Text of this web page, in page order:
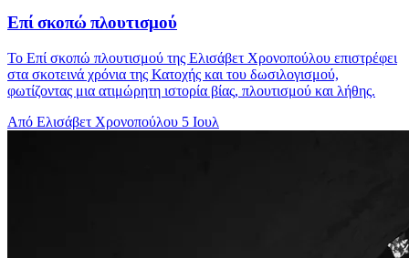
Επί σκοπώ πλουτισμού
Το Επί σκοπώ πλουτισμού της Ελισάβετ Χρονοπούλου επιστρέφει
στα σκοτεινά χρόνια της Κατοχής και του δωσιλογισμού,
φωτίζοντας μια ατιμώρητη ιστορία βίας, πλουτισμού και λήθης.
Από Ελισάβετ Χρονοπούλου 5 Ιουλ